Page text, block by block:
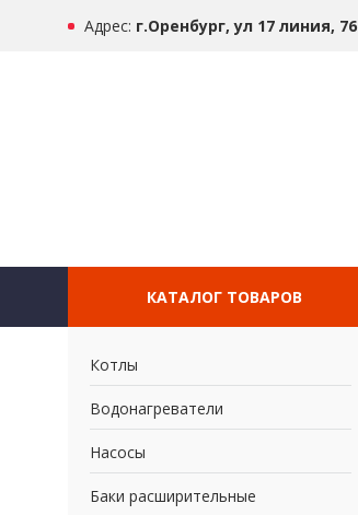
Адрес: г.Оренбург, ул 17 линия, 76
КАТАЛОГ ТОВАРОВ
Котлы
Водонагреватели
Насосы
Баки расширительные